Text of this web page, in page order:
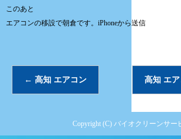
このあと
エアコンの移設で朝倉です。iPhoneから送信
← 高知 エアコン 高知 エ
Copyright (C) バイオクリーンサー